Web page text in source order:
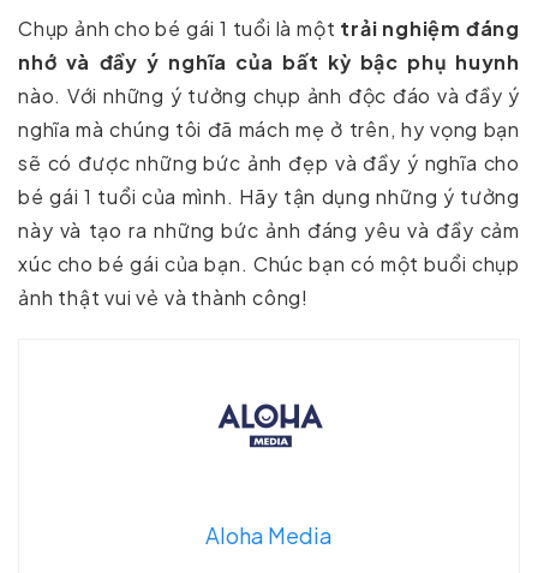
Chụp ảnh cho bé gái 1 tuổi là một trải nghiệm đáng
nhớ và đầy ý nghĩa của bất kỳ bậc phụ huynh
nào. Với những ý tưởng chụp ảnh độc đáo và đầy ý
nghĩa mà chúng tôi đã mách mẹ ở trên, hy vọng bạn
sẽ có được những bức ảnh đẹp và đầy ý nghĩa cho
bé gái 1 tuổi của mình. Hãy tận dụng những ý tưởng
này và tạo ra những bức ảnh đáng yêu và đầy cảm
xúc cho bé gái của bạn. Chúc bạn có một buổi chụp
ảnh thật vui vẻ và thành công!
Aloha Media